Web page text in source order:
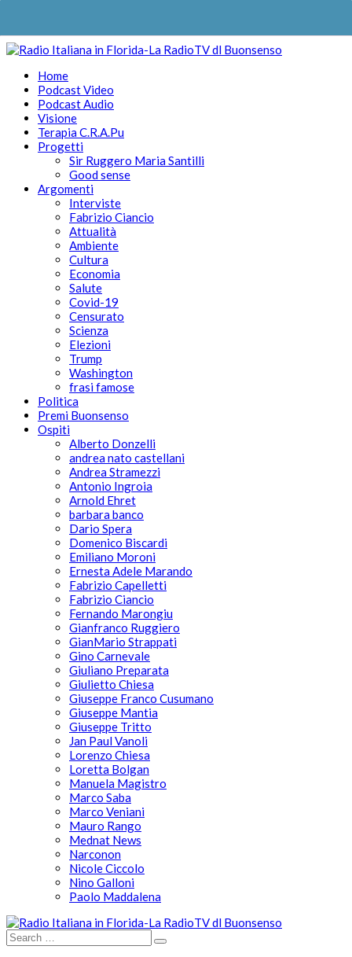
Home
Podcast Video
Podcast Audio
Visione
Terapia C.R.A.Pu
Progetti
Sir Ruggero Maria Santilli
Good sense
Argomenti
Interviste
Fabrizio Ciancio
Attualità
Ambiente
Cultura
Economia
Salute
Covid-19
Censurato
Scienza
Elezioni
Trump
Washington
frasi famose
Politica
Premi Buonsenso
Ospiti
Alberto Donzelli
andrea nato castellani
Andrea Stramezzi
Antonio Ingroia
Arnold Ehret
barbara banco
Dario Spera
Domenico Biscardi
Emiliano Moroni
Ernesta Adele Marando
Fabrizio Capelletti
Fabrizio Ciancio
Fernando Marongiu
Gianfranco Ruggiero
GianMario Strappati
Gino Carnevale
Giuliano Preparata
Giulietto Chiesa
Giuseppe Franco Cusumano
Giuseppe Mantia
Giuseppe Tritto
Jan Paul Vanoli
Lorenzo Chiesa
Loretta Bolgan
Manuela Magistro
Marco Saba
Marco Veniani
Mauro Rango
Mednat News
Narconon
Nicole Ciccolo
Nino Galloni
Paolo Maddalena